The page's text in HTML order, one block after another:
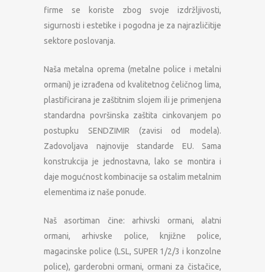
firme se koriste zbog svoje izdržljivosti,
sigurnosti i estetike i pogodna je za najrazličitije
sektore poslovanja.
Naša metalna oprema (metalne police i metalni
ormani) je izrađena od kvalitetnog čeličnog lima,
plastificirana je zaštitnim slojem ili je primenjena
standardna površinska zaštita cinkovanjem po
postupku SENDZIMIR (zavisi od modela).
Zadovoljava najnovije standarde EU. Sama
konstrukcija je jednostavna, lako se montira i
daje mogućnost kombinacije sa ostalim metalnim
elementima iz naše ponude.
Naš asortiman čine: arhivski ormani, alatni
ormani, arhivske police, knjižne police,
magacinske police (LSL, SUPER 1/2/3 i konzolne
police), garderobni ormani, ormani za čistačice,